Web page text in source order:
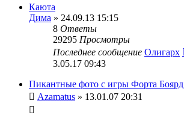
Каюта
Дима » 24.09.13 15:15
8 Ответы
29295 Просмотры
Последнее сообщение Олигарх
3.05.17 09:43
Пикантные фото с игры Форта Боярд
Azamatus » 13.01.07 20:31